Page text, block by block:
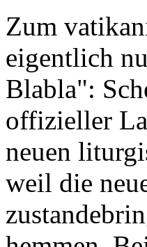
Zum
eigentlich
Blabla":
offizieller
neuen
weil die